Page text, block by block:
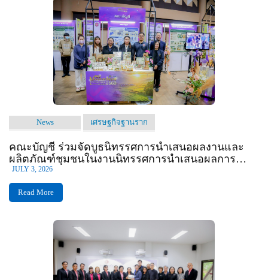
News เศรษฐกิจฐานราก
คณะบัญชี ร่วมจัดบูธนิทรรศการนำเสนอผลงานและ
ผลิตภัณฑ์ชุมชนในงานนิทรรศการนำเสนอผลการ
ดำเนินงานโครงการยุทธศาสตร์มหาวิทยาลัยราชภัฏ
เพื่อการพัฒนาท้องถิ่นต่อสาธารณชน
JULY 3, 2026
Read More